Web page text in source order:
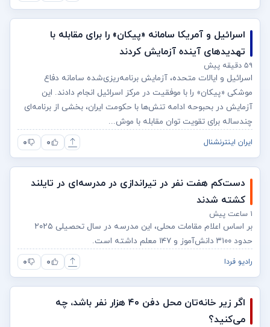
اسرائیل و آمریکا سامانه «پیکان» را برای مقابله با
تهدیدهای آینده آزمایش کردند
۵۹ دقیقه پیش
اسرائیل و ایالات متحده، آزمایش برنامه‌ریزی‌شده سامانه دفاع
موشکی «پیکان» را با موفقیت در مرکز اسرائیل انجام دادند. این
آزمایش در بحبوحه ادامه تنش‌ها با حکومت ایران، بخشی از برنامه‌ای
چندساله برای تقویت توان مقابله با موش...
ایران اینترنشنال ۰ ۰
دست‌کم هفت نفر در تیراندازی در مدرسه‌ای در تایلند
کشته شدند
۱ ساعت پیش
بر اساس اعلام مقامات محلی، این مدرسه در سال تحصیلی ۲۰۲۵
حدود ۳۱۰۰ دانش‌آموز و ۱۴۷ معلم داشته است.
رادیو فردا ۰ ۰
اگر زیر خانه‌تان محل دفن ۴۰ هزار نفر باشد، چه
می‌کنید؟